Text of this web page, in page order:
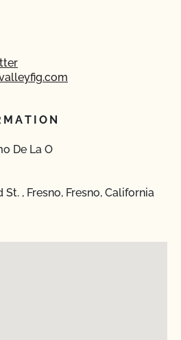
De La O
St. , Fresno, Fresno, California